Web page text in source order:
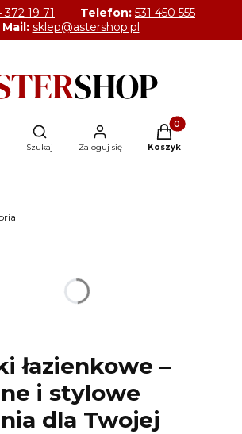
372 19 71 Telefon: 531 450 555
Mail: sklep@astershop.pl
Otwórz wyszukiwarkę
Szukaj Zaloguj się
Produkty w
Koszyk
łazienkowe –
i stylowe
dla Twojej